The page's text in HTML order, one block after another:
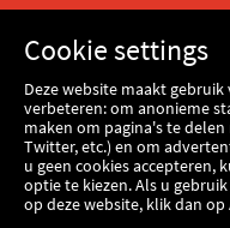
Cookie settings
Deze website maakt
verbeteren: om anonieme
maken om pagina's te
Twitter, etc.) en om
u geen cookies accepteren,
optie te kiezen. Als u
op deze website, klik dan op